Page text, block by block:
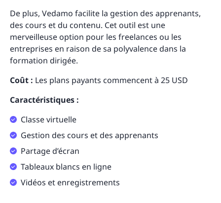
De plus, Vedamo facilite la gestion des apprenants,
des cours et du contenu. Cet outil est une
merveilleuse option pour les freelances ou les
entreprises en raison de sa polyvalence dans la
formation dirigée.
Coût : Les plans payants commencent à 25 USD
Caractéristiques :
Classe virtuelle
Gestion des cours et des apprenants
Partage d’écran
Tableaux blancs en ligne
Vidéos et enregistrements